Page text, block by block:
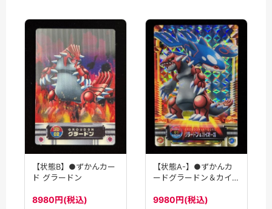
【状態B】●ずかんカー
ド グラードン
8980円(税込)
【状態A-】●ずかんカ
ードグラードン＆カイオ
9980円(税込)